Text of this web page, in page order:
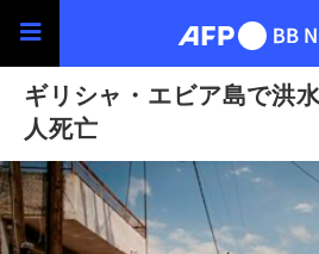
ギリシャ・エビア島で洪
人死亡